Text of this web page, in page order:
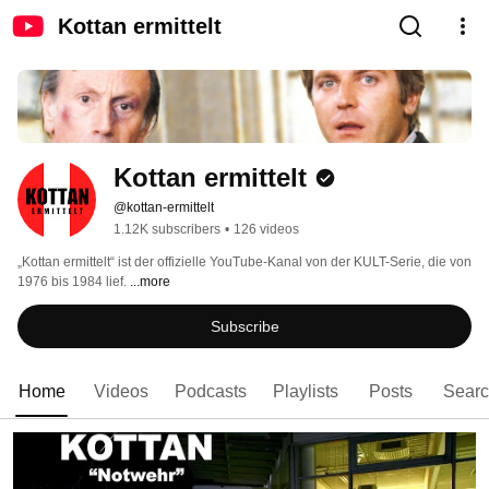
Kottan ermittelt
Kottan ermittelt
@kottan-ermittelt
1.12K subscribers • 126 videos
„Kottan ermittelt“ ist der offizielle YouTube-Kanal von der KULT-Serie, die von
1976 bis 1984 lief. ...more
Subscribe
Home Videos Podcasts Playlists Posts